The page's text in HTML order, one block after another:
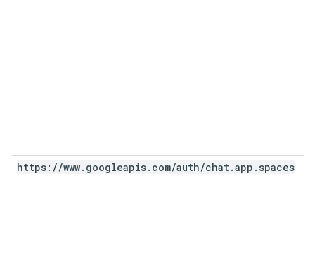
https: //www. googleapis. com/auth/chat.app . spaces